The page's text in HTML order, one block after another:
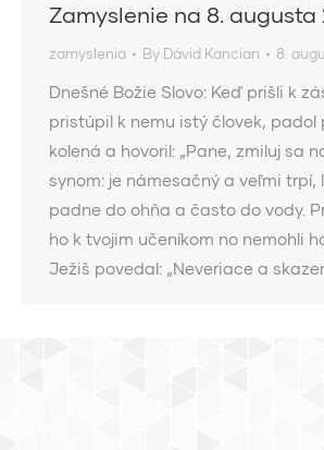
Zamyslenie na 8. augusta
zamyslenia By Dávid Kancian 8.
Dnešné Božie Slovo: Keď prišli k
pristúpil k nemu istý človek, padol
kolená a hovoril: „Pane, zmiluj sa
synom: je námesačný a veľmi trpí,
padne do ohňa a často do vody.
ho k tvojim učeníkom no nemohli
Ježiš povedal: „Neveriace a